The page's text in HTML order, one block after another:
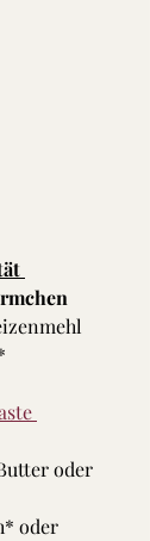
oder
oder